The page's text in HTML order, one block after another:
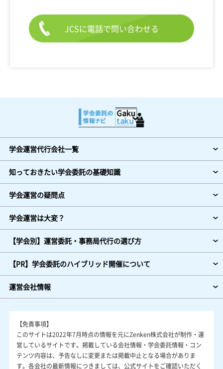
JCSに電話で問い合わせる
学会運営代行会社一覧
知っておきたい学会委託の基礎知識
学会運営の疑問点
学会運営は大変？
【学会別】運営委託・事務局代行の選び方
【PR】学会委託のハイブリッド開催について
運営会社情報
【免責事項】
このサイトは2022年7月時点の情報を元にZenken株式会社が制作・運
営しているサイトです。掲載している会社情報・学会委託情報・コン
テンツ内容は、予告なしに変更または掲載中止となる場合がありま
す。各会社の最新情報につきましては、公式サイトをご確認いただく